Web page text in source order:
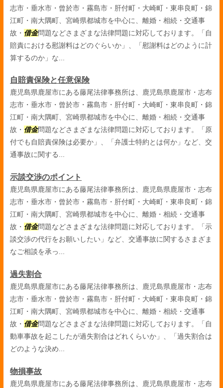
志市・垂水市・曾於市・霧島市・肝付町・大崎町・東串良町・錦
江町・南大隅町、宮崎県都城市を中心に、離婚・相続・交通事
故・ 借金問題などさまざまな法律問題に対応しております。「自
賠責における慰謝料はどのぐらいか」、「慰謝料はどのように計
算するのか」な...
自賠責保険と任意保険
鹿児島県鹿屋市にある藤尾法律事務所は、鹿児島県鹿屋市・志布
志市・垂水市・曾於市・霧島市・肝付町・大崎町・東串良町・錦
江町・南大隅町、宮崎県都城市を中心に、離婚・相続・交通事
故・ 借金問題などさまざまな法律問題に対応しております。「原
付でも自賠責保険は必要か」、「弁護士特約とは何か」など、交
通事故に関する...
示談交渉のポイント
鹿児島県鹿屋市にある藤尾法律事務所は、鹿児島県鹿屋市・志布
志市・垂水市・曾於市・霧島市・肝付町・大崎町・東串良町・錦
江町・南大隅町、宮崎県都城市を中心に、離婚・相続・交通事
故・ 借金問題などさまざまな法律問題に対応しております。「示
談交渉の代行をお願いしたい」など、交通事故に関するさまざま
なご相談を承っ...
過失割合
鹿児島県鹿屋市にある藤尾法律事務所は、鹿児島県鹿屋市・志布
志市・垂水市・曾於市・霧島市・肝付町・大崎町・東串良町・錦
江町・南大隅町、宮崎県都城市を中心に、離婚・相続・交通事
故・ 借金問題などさまざまな法律問題に対応しております。「自
動車事故を起こしたが過失割合はどれくらいか」、「過失割合は
どのような決め...
物損事故
鹿児島県鹿屋市にある藤尾法律事務所は、鹿児島県鹿屋市・志布